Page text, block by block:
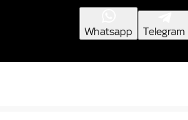
Whatsapp Telegram